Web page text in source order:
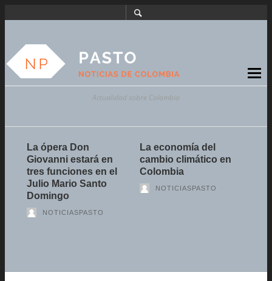
Actualidad sobre Colombia
La ópera Don
Giovanni estará en
tres funciones en el
Julio Mario Santo
Domingo
NOTICIASPASTO
La economía del
cambio climático en
Colombia
NOTICIASPASTO